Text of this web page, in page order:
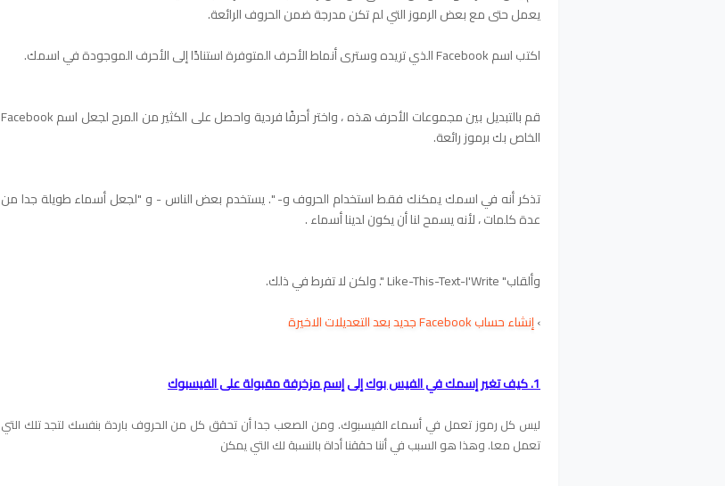
يعمل حتى مع بعض الرموز التي لم تكن مدرجة ضمن الحروف الرائعة.
اكتب اسم Facebook الذي تريده وسترى أنماط الأحرف المتوفرة استنادًا إلى الأحرف الموجودة في اسمك.
قم بالتبديل بين مجموعات الأحرف هذه ، واختر أحرفًا فردية واحصل على الكثير من المرح لجعل اسم Facebook
الخاص بك برموز رائعة.
تذكر أنه في اسمك يمكنك فقط استخدام الحروف و- ". يستخدم بعض الناس - و "لجعل أسماء طويلة جدا من
عدة كلمات ، لأنه يسمح لنا أن يكون لدينا أسماء .
وألقاب" Like-This-Text-I'Write ". ولكن لا تفرط في ذلك.
›إنشاء حساب Facebook جديد بعد التعديلات الاخيرة
1. كيف تغير إسمك في الفيس بوك إلى إسم مزخرفة مقبولة على الفيسبوك
ليس كل رموز تعمل في أسماء الفيسبوك. ومن الصعب جدا أن تحقق كل من الحروف باردة بنفسك لتجد تلك التي
تعمل معا. وهذا هو السبب في أننا حققنا أداة بالنسبة لك التي يمكن